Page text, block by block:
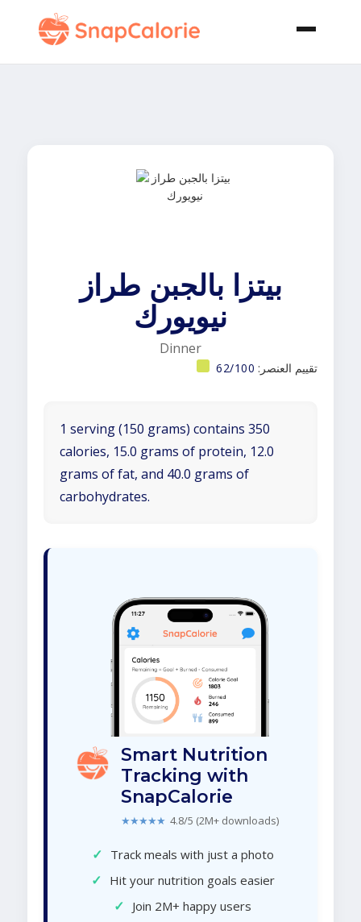
بيتزا بالجبن طراز
نيويورك
Dinner
تقييم العنصر: 62/100
1 serving (150 grams) contains 350
calories, 15.0 grams of protein, 12.0
grams of fat, and 40.0 grams of
carbohydrates.
Smart Nutrition
Tracking with
SnapCalorie
★★★★★ 4.8/5 (2M+ downloads)
✓ Track meals with just a photo
✓ Hit your nutrition goals easier
✓ Join 2M+ happy users